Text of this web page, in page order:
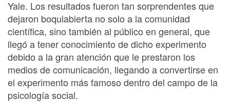
Yale. Los resultados fueron tan sorprendentes que
dejaron boquiabierta no solo a la comunidad
científica, sino también al público en general, que
llegó a tener conocimiento de dicho experimento
debido a la gran atención que le prestaron los
medios de comunicación, llegando a convertirse en
el experimento más famoso dentro del campo de la
psicología social.